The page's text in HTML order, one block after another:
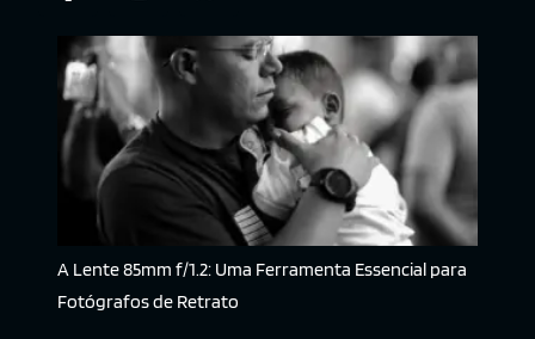
A Lente 85mm f/1.2: Uma Ferramenta Essencial para
Fotógrafos de Retrato